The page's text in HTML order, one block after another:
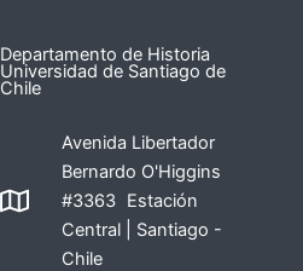
Departamento de Historia
Universidad de Santiago de
Chile
Avenida Libertador
Bernardo O'Higgins
#3363 Estación
Central | Santiago -
Chile